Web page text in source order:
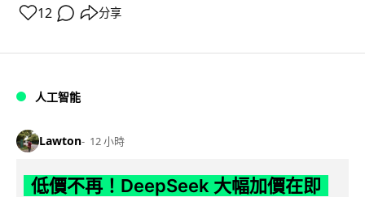
12 分享
人工智能
Lawton 12 小時
低價不再！DeepSeek 大幅加價在即